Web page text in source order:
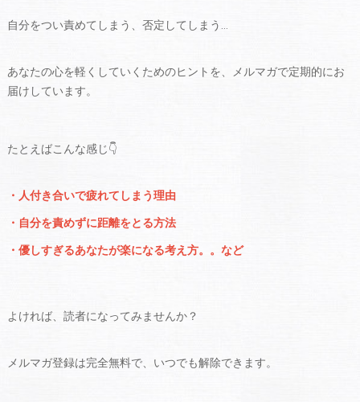
自分をつい責めてしまう、否定してしまう…
あなたの心を軽くしていくためのヒントを、メルマガで定期的にお
届けしています。
たとえばこんな感じ👇
・人付き合いで疲れてしまう理由
・自分を責めずに距離をとる方法
・優しすぎるあなたが楽になる考え方。。など
よければ、読者になってみませんか？
メルマガ登録は完全無料で、いつでも解除できます。